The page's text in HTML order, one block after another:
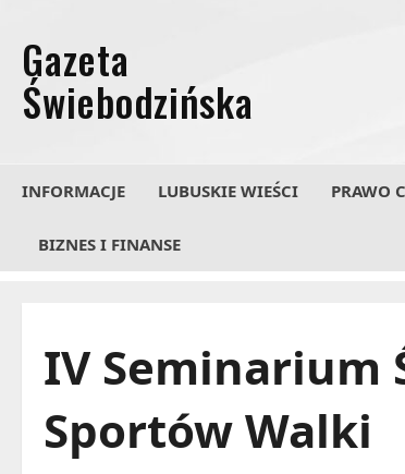
treści
INFORMACJE LUBUSKIE WIEŚCI PRAWO
BIZNES I FINANSE
IV Seminarium
Sportów Walki